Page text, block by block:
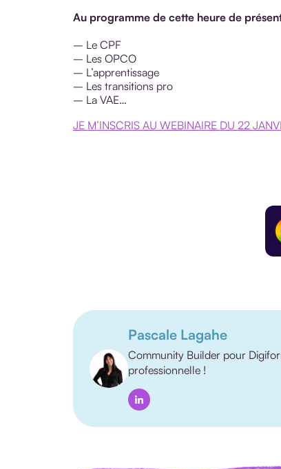
Au programme de cette heure de
– Le CPF
– Les OPCO
– L’apprentissage
– Les transitions pro
– La VAE…
JE M’INSCRIS AU WEBINAIRE DU 22
Pascale Lagahe
Community Builder pour
professionnelle !